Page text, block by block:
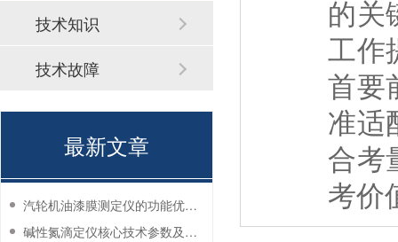
的关
工作
首要
准适
合考
考价
技术知识
技术故障
最新文章
汽轮机油漆膜测定仪的功能优势有哪些？
碱性氮滴定仪核心技术参数及应用说明